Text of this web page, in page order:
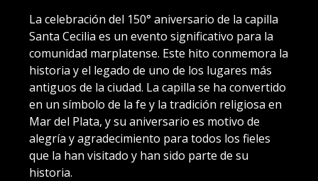
La celebración del 150° aniversario de la capilla
Santa Cecilia es un evento significativo para la
comunidad marplatense. Este hito conmemora la
historia y el legado de uno de los lugares más
antiguos de la ciudad. La capilla se ha convertido
en un símbolo de la fe y la tradición religiosa en
Mar del Plata, y su aniversario es motivo de
alegría y agradecimiento para todos los fieles
que la han visitado y han sido parte de su
historia.